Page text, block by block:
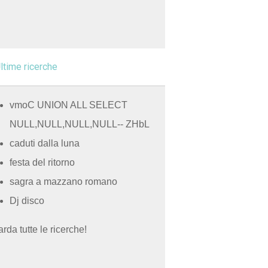
ricerche
vmoC UNION ALL SELECT
NULL,NULL,NULL,NULL-- ZHbL
caduti dalla luna
festa del ritorno
sagra a mazzano romano
Dj disco
tutte le ricerche!